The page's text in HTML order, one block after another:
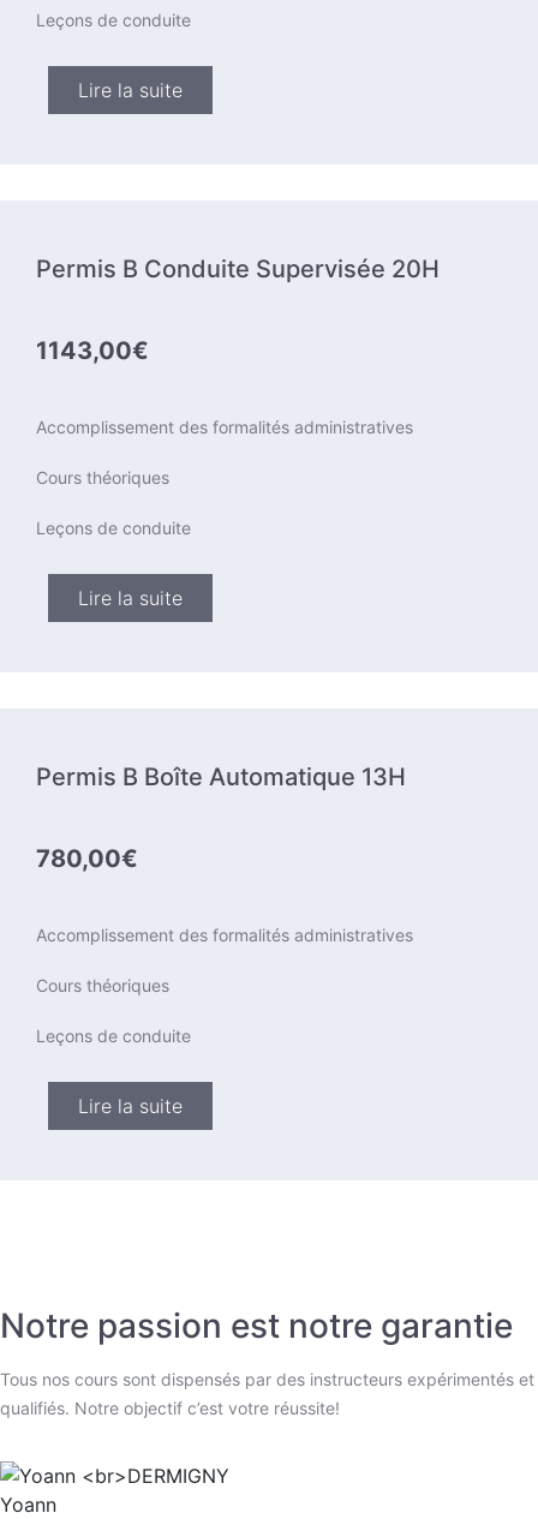
Leçons de conduite
Lire la suite
Permis B Conduite Supervisée 20H
1143,00€
Accomplissement des formalités administratives
Cours théoriques
Leçons de conduite
Lire la suite
Permis B Boîte Automatique 13H
780,00€
Accomplissement des formalités administratives
Cours théoriques
Leçons de conduite
Lire la suite
Notre passion est notre garantie
Tous nos cours sont dispensés par des instructeurs expérimentés et
qualifiés. Notre objectif c’est votre réussite!
Yoann